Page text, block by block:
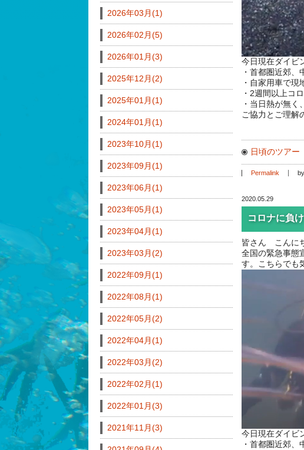
今日現在ダイビ
・首都圏近郊
・自家用車で現
・2週間以上コ
・当日熱が無く
ご協力とご理解
日頃のツアー
Permalink
2020.05.29
コロナに負
皆さん こんに
全国の緊急事態
す。こちらでも
今日現在ダイビ
・首都圏近郊
2026年03月(1)
2026年02月(5)
2026年01月(3)
2025年12月(2)
2025年01月(1)
2024年01月(1)
2023年10月(1)
2023年09月(1)
2023年06月(1)
2023年05月(1)
2023年04月(1)
2023年03月(2)
2022年09月(1)
2022年08月(1)
2022年05月(2)
2022年04月(1)
2022年03月(2)
2022年02月(1)
2022年01月(3)
2021年11月(3)